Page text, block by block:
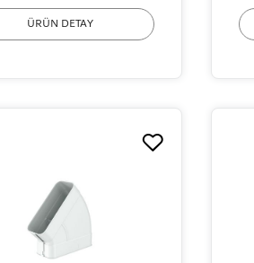
ÜRÜN DETAY